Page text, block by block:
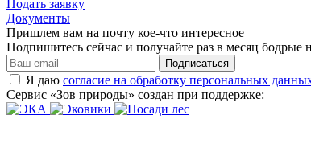
Подать заявку
Документы
Пришлем вам на почту кое-что интересное
Подпишитесь сейчас и получайте раз в месяц
Подписаться
Я даю согласие на обработку персональных
Сервис «Зов природы» создан при поддержке: